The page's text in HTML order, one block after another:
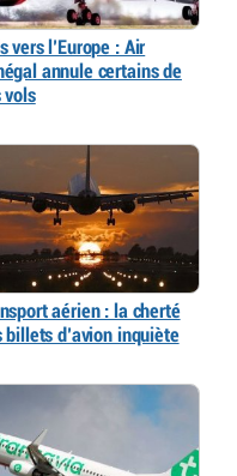
vers l’Europe : Air
annule certains de
vols
aérien : la cherté
billets d’avion inquiète